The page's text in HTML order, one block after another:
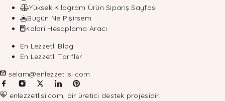
Yüksek Kilogram Ürün Sipariş Sayfası
Bugün Ne Pişirsem
Kalori Hesaplama Aracı
En Lezzetli Blog
En Lezzetli Tarifler
selam@enlezzetlisi.com
enlezzetlisi.com, bir üretici destek projesidir.